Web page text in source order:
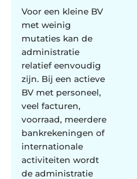
Voor een kleine BV
met weinig
mutaties kan de
administratie
relatief eenvoudig
zijn. Bij een actieve
BV met personeel,
veel facturen,
voorraad, meerdere
bankrekeningen of
internationale
activiteiten wordt
de administratie